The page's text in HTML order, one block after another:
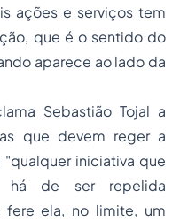
ações e serviços tem
que é o sentido do
aparece ao lado da
Sebastião Tojal a
que devem reger a
iniciativa que
há de ser repelida
fere ela, no limite, um